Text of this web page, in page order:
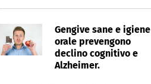
Gengive sane e igiene
orale prevengono
declino cognitivo e
Alzheimer.